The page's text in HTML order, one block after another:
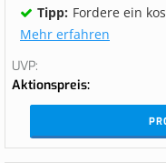
Tipp: Fordere ein
Mehr erfahren
UVP
Aktionspreis